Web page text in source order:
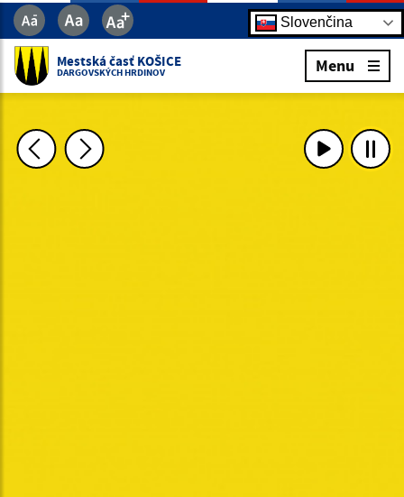
Slovenčina
Mestská časť KOŠICE
DARGOVSKÝCH HRDINOV Menu